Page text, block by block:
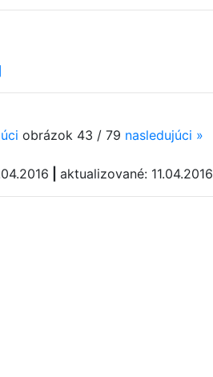
obrázok 43 / 79 nasledujúci »
aktualizované: 11.04.2016